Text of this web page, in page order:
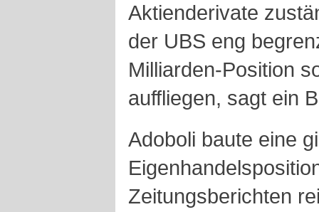
Aktienderivate
der UBS eng
Milliarden-Position
auffliegen, sagt ein
Adoboli baute eine
Zeitungsberichten